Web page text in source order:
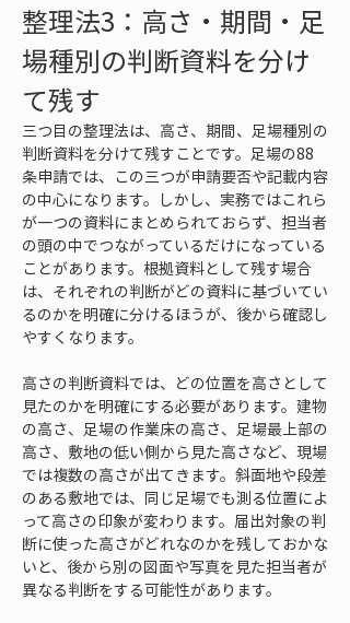
整理法3：高さ・期間・足
場種別の判断資料を分け
て残す
三つ目の整理法は、高さ、期間、足場種別の
判断資料を分けて残すことです。足場の88
条申請では、この三つが申請要否や記載内容
の中心になります。しかし、実務ではこれら
が一つの資料にまとめられておらず、担当者
の頭の中でつながっているだけになっている
ことがあります。根拠資料として残す場合
は、それぞれの判断がどの資料に基づいてい
るのかを明確に分けるほうが、後から確認し
やすくなります。
高さの判断資料では、どの位置を高さとして
見たのかを明確にする必要があります。建物
の高さ、足場の作業床の高さ、足場最上部の
高さ、敷地の低い側から見た高さなど、現場
では複数の高さが出てきます。斜面地や段差
のある敷地では、同じ足場でも測る位置によ
って高さの印象が変わります。届出対象の判
断に使った高さがどれなのかを残しておかな
いと、後から別の図面や写真を見た担当者が
異なる判断をする可能性があります。